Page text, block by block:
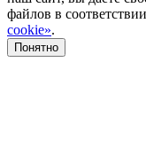
файлов в
cookie».
Понятно